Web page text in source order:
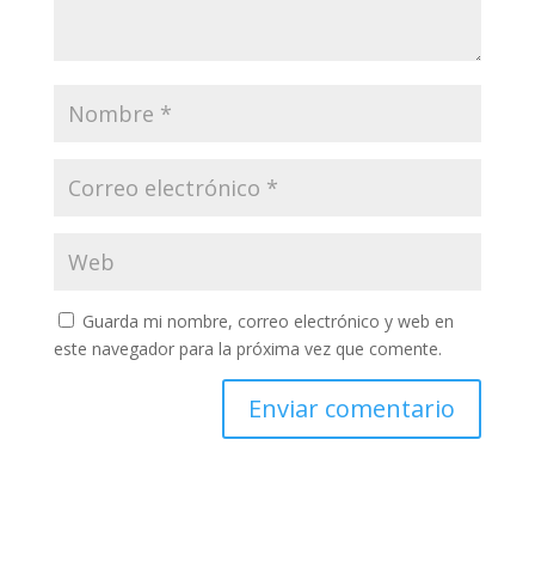
Guarda mi nombre, correo electrónico y web en
este navegador para la próxima vez que comente.